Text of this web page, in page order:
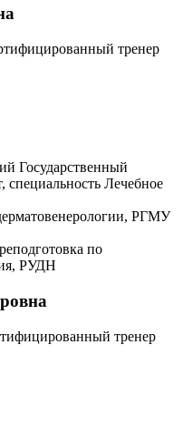
тренер
Государственный
Лечебное
РГМУ
по
РУДН
тренер